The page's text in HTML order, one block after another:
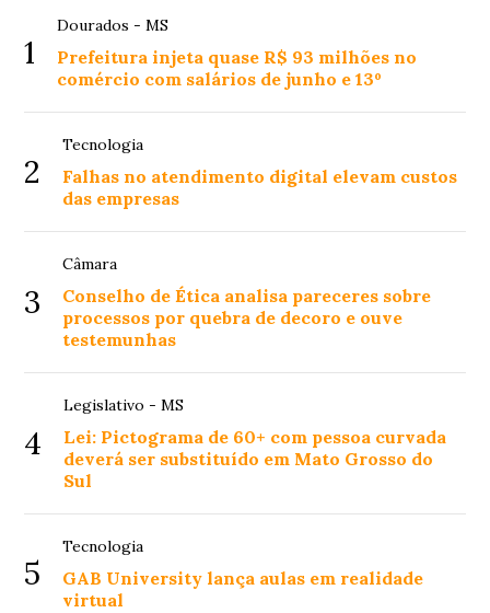
1
Dourados - MS
Prefeitura injeta quase R$ 93 milhões no
comércio com salários de junho e 13º
2
Tecnologia
Falhas no atendimento digital elevam custos
das empresas
3
Câmara
Conselho de Ética analisa pareceres sobre
processos por quebra de decoro e ouve
testemunhas
4
Legislativo - MS
Lei: Pictograma de 60+ com pessoa curvada
deverá ser substituído em Mato Grosso do
Sul
5
Tecnologia
GAB University lança aulas em realidade
virtual